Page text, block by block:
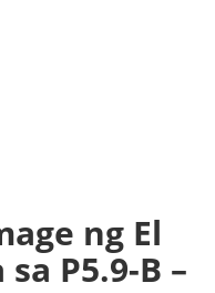
ng El
P5.9-B –